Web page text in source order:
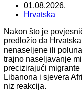
01.08.2026.
Hrvatska
Nakon što je
predložio da
nenaseljene ili
trajno naseljavanje
precizirajući migrante
Libanona i sjevera
niz reakcija.